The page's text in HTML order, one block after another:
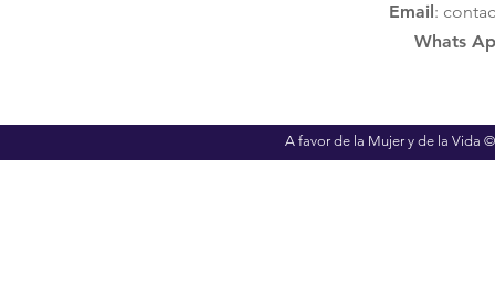
Email:
Whats
A favor de la Mujer y de la Vida